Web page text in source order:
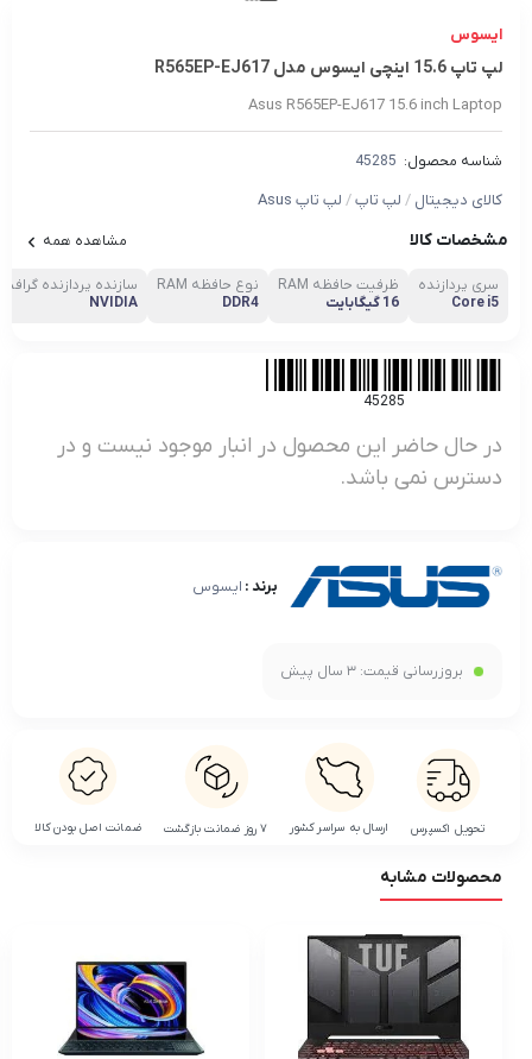
ایسوس
لپ تاپ 15.6 اینچی ایسوس مدل R565EP-EJ617
Asus R565EP-EJ617 15.6 inch Laptop
شناسه محصول: 45285
کالای دیجیتال / لپ تاپ/ لپ تاپ Asus
مشخصات کالا مشاهده همه
سری پردازنده
Core i5
ظرفیت حافظه RAM
16 گیگابایت
نوع حافظه RAM
DDR4
سازنده پردازنده
NVIDIA
45285
در حال حاضر این محصول در انبار موجود نیست و در
دسترس نمی باشد.
برند : ایسوس
بروزرسانی قیمت: 3 سال پیش
تحویل اکسپرس ارسال به سراسر کشور ۷ روز ضمانت بازگشت ضمانت اصل بودن کالا
محصولات مشابه